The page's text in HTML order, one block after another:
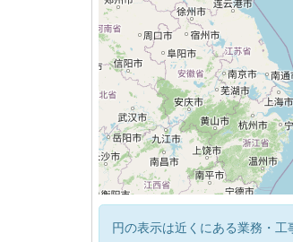
円の表示は近くにある業務・工